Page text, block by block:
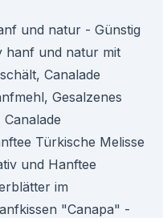
und natur - Günstig
hanf und natur mit
Canalade
Gesalzenes
Türkische Melisse
und Hanftee
im
"Canapa" -